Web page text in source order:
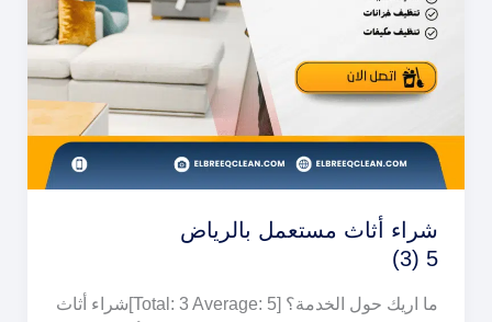
شراء أثاث مستعمل بالرياض
5 (3)
ما اريك حول الخدمة؟ [Total: 3 Average: 5]شراء أثاث